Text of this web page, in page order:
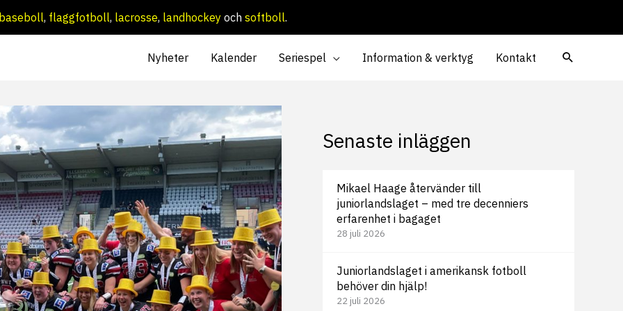
baseboll, flaggfotboll, lacrosse, landhockey och softboll.
Nyheter Kalender Seriespel Information & verktyg Kontakt
Senaste inläggen
Mikael Haage återvänder till
juniorlandslaget – med tre decenniers
erfarenhet i bagaget
28 juli 2026
Juniorlandslaget i amerikansk fotboll
behöver din hjälp!
22 juli 2026